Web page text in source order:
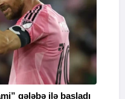
qələbə ilə başladı